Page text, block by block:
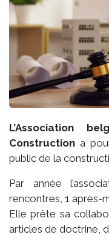
L’Association
Construction a
public de la
Par année
rencontres, 1 après-
Elle prête sa
articles de doctrine,